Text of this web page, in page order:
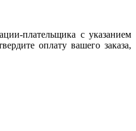
плательщика с указанием
оплату вашего заказа,